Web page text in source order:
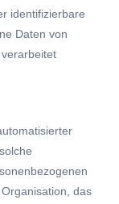
identifizierbare
Daten von
das